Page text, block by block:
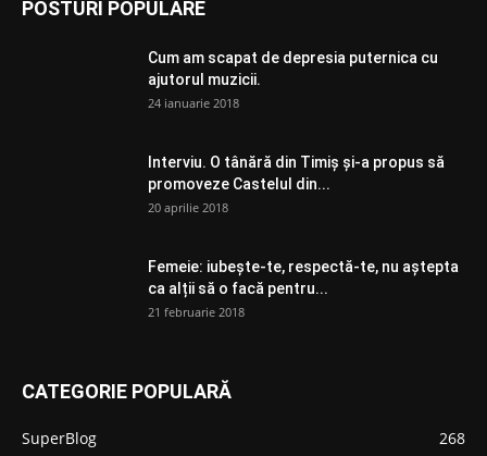
POSTURI POPULARE
Cum am scapat de depresia puternica cu
ajutorul muzicii.
24 ianuarie 2018
Interviu. O tânără din Timiș și-a propus să
promoveze Castelul din...
20 aprilie 2018
Femeie: iubește-te, respectă-te, nu aștepta
ca alții să o facă pentru...
21 februarie 2018
CATEGORIE POPULARĂ
SuperBlog
268